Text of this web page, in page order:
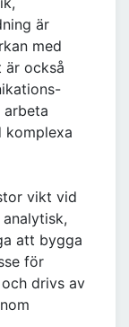
är
med
är också
arbeta
komplexa
vikt vid
att bygga
för
drivs av